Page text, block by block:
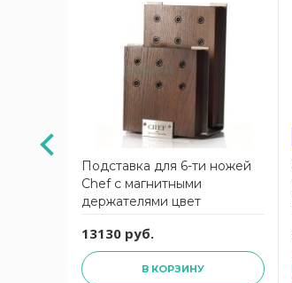
Подставка для 6-ти ножей
Chef с магнитными
держателями цвет
13130 руб.
В КОРЗИНУ